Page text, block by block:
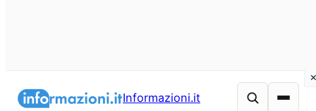
Informazioni.it